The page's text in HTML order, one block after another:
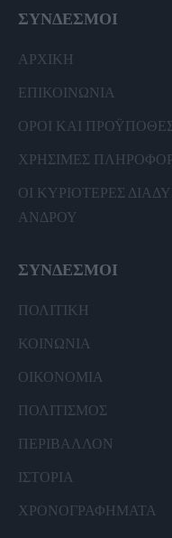
ΣΥΝΔΕΣΜΟΙ
ΑΡΧΙΚΗ
ΕΠΙΚΟΙΝΩΝΙΑ
ΟΡΟΙ ΚΑΙ
ΧΡΗΣΙΜΕΣ
ΟΙ ΚΥΡΙΟΤΕΡΕΣ
ΑΝΔΡΟΥ
ΣΥΝΔΕΣΜΟΙ
ΠΟΛΙΤΙΚΗ
ΚΟΙΝΩΝΙΑ
ΟΙΚΟΝΟΜΙΑ
ΠΟΛΙΤΙΣΜΟΣ
ΠΕΡΙΒΑΛΛΟΝ
ΙΣΤΟΡΙΑ
ΧΡΟΝΟΓΡΑΦΗΜΑΤΑ